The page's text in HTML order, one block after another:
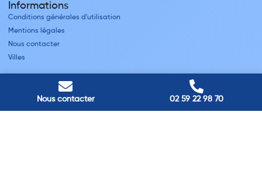
Nous contacter 02 59 22 98 70
Informations
Conditions générales d'utilisation
Mentions légales
Nous contacter
Villes
Nos adresses
Louviers
45 avenue Winston Churchill, Louviers, France